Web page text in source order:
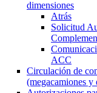
dimensiones
Atrás
Solicitud
ACC
Circulación de
(megacamiones y